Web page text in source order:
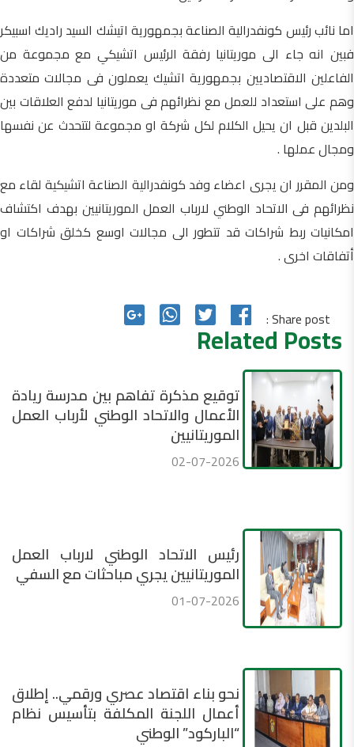
اما نائب رئيس كونفدرالية الصناعة بجمهورية اتيشك السيد راديك اسبيكر
فبين انه جاء الى موريتانيا رفقة الرئيس اتشيكي مع مجموعة من
الفاعلين الاقتصاديين بجمهورية اتشيك يعملون فى مجالات متعددة
وهم على استعداد للعمل مع نظرائهم فى موريتانيا لدفع العلاقات بين
البلدين قبل ان يحيل الكلام لكل شركة او مجموعة لتتحدث عن نفسها
ومجال عملها .
ومن المقرر ان يجرى اعضاء وفد كونفدرالية الصناعة اتشيكية لقاء مع
نظرائهم فى الاتحاد الوطني لارباب العمل الموريتانيين بهدف اكتشاف
امكانيات ربط شراكات قد تتطور الى مجالات اوسع كخلق شراكات او
أتفاقات اخرى .
Share post :
Related Posts
توقيع مذكرة تفاهم بين مدرسة ريادة
الأعمال والاتحاد الوطني لأرباب العمل
الموريتانيين
02-07-2026
رئيس الاتحاد الوطني لارباب العمل
الموريتانيين يجري مباحثات مع السفي
01-07-2026
نحو بناء اقتصاد عصري ورقمي.. إطلاق
أعمال اللجنة المكلفة بتأسيس نظام
“الباركود” الوطني